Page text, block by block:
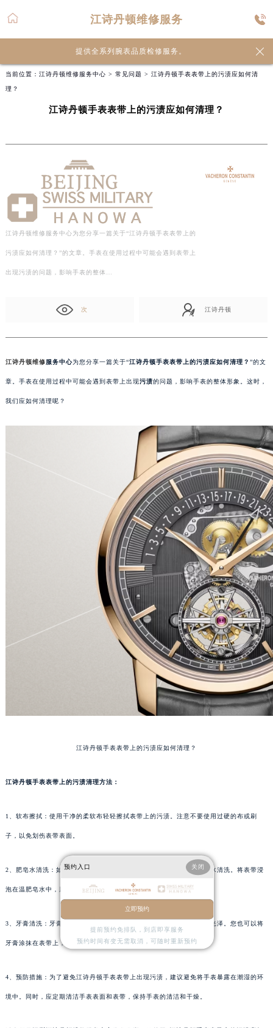
江诗丹顿维修服务
提供全系列腕表品质检修服务。 
当前位置： 江诗丹顿维修服务中心 > 常见问题 > 江诗丹顿手表表带上的污渍应如何清
理？
江诗丹顿手表表带上的污渍应如何清理？
江诗丹顿维修服务中心为您分享一篇关于“江诗丹顿手表表带上的
污渍应如何清理？”的文章。手表在使用过程中可能会遇到表带上
出现污渍的问题，影响手表的整体…
次 江诗丹顿
江诗丹顿维修服务中心为您分享一篇关于“江诗丹顿手表表带上的污渍应如何清理？ ”的文
章。手表在使用过程中可能会遇到表带上出现污渍的问题，影响手表的整体形象。这时，
我们应如何清理呢？
江诗丹顿手表表带上的污渍应如何清理？
江诗丹顿手表表带上的污渍清理方法：
1、软布擦拭：使用干净的柔软布轻轻擦拭表带上的污渍。注意不要使用过硬的布或刷
子，以免划伤表带表面。
2、肥皂水清洗：如果软布擦拭无法完全去除污渍，可以考虑使用肥皂水清洗。将表带浸
泡在温肥皂水中，用软刷轻轻刷洗表带表面。
3、牙膏清洗：牙膏中的成分可以去除污渍和异味，使表带恢复原有的光泽。您也可以将
牙膏涂抹在表带上，然后用软布或棉花球轻轻擦拭。
4、预防措施：为了避免江诗丹顿手表表带上出现污渍，建议避免将手表暴露在潮湿的环
境中。同时，应定期清洁手表表面和表带，保持手表的清洁和干燥。
预约入口 关闭
立即预约
提前预约免排队，到店即享服务
预约时间有变无需取消，可随时重新预约